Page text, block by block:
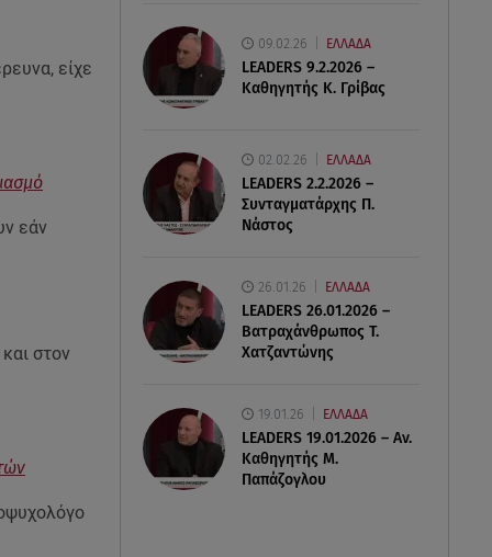
09.02.26 ΕΛΛΑΔΑ
LEADERS 9.2.2026 –
Καθηγητής Κ. Γρίβας
02.02.26 ΕΛΛΑΔΑ
LEADERS 2.2.2026 –
Συνταγματάρχης Π.
Νάστος
26.01.26 ΕΛΛΑΔΑ
LEADERS 26.01.2026 –
Βατραχάνθρωπος Τ.
Χατζαντώνης
19.01.26 ΕΛΛΑΔΑ
LEADERS 19.01.2026 – Αν.
Καθηγητής Μ.
Παπάζογλου
είχε
εάν
στον